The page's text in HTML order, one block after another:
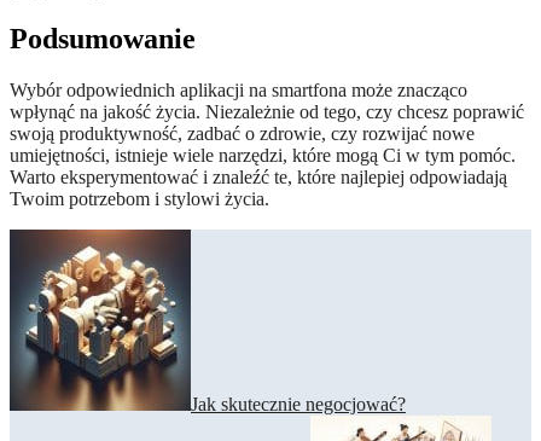
Podsumowanie
Wybór odpowiednich aplikacji na smartfona może znacząco
wpłynąć na jakość życia. Niezależnie od tego, czy chcesz poprawić
swoją produktywność, zadbać o zdrowie, czy rozwijać nowe
umiejętności, istnieje wiele narzędzi, które mogą Ci w tym pomóc.
Warto eksperymentować i znaleźć te, które najlepiej odpowiadają
Twoim potrzebom i stylowi życia.
Nawigacja
wpisu
Jak skutecznie negocjować?